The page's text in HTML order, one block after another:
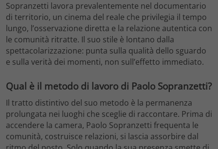
Sopranzetti lavora prevalentemente nel documentario
di territorio, un cinema del reale che privilegia il tempo
lungo, l’osservazione diretta e la relazione autentica con
le comunità ritratte. Il suo stile è lontano dalla
spettacolarizzazione: punta sulla qualità dello sguardo
e sulla verità dei momenti, non sull’effetto immediato.
Qual è il metodo di lavoro di Paolo Sopranzetti?
Il tratto distintivo del suo metodo è la permanenza
prolungata nei luoghi che sceglie di raccontare. Prima di
accendere la camera, Paolo Sopranzetti frequenta le
comunità, costruisce relazioni, si lascia assorbire dal